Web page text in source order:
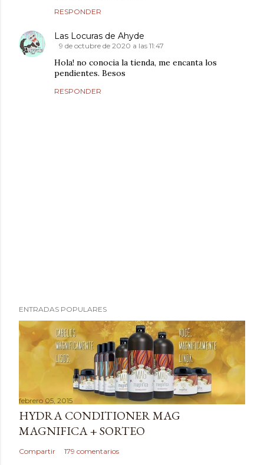
RESPONDER
Las Locuras de Ahyde
9 de octubre de 2020 a las 11:47
Hola! no conocia la tienda, me encanta los
pendientes. Besos
RESPONDER
u
b
a
r
u
n
c
ENTRADAS POPULARES
febrero 05, 2015
HYDRA CONDITIONER MAG
MAGNIFICA + SORTEO
Compartir 179 comentarios